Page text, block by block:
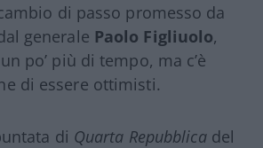
di passo promesso da
generale Paolo Figliuolo,
po’ più di tempo, ma c’è
di essere ottimisti.
di Quarta Repubblicadel